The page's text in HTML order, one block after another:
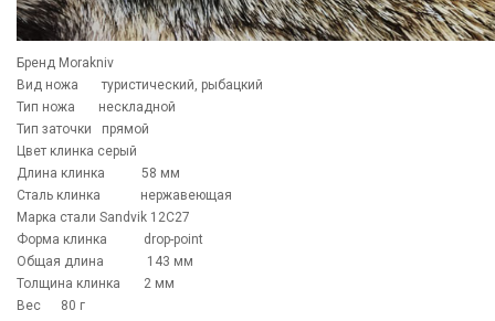
Бренд Morakniv
Вид ножа туристический, рыбацкий
Тип ножа нескладной
Тип заточки прямой
Цвет клинка серый
Длина клинка 58 мм
Сталь клинка нержавеющая
Марка стали Sandvik 12C27
Форма клинка drop-point
Общая длина 143 мм
Толщина клинка 2 мм
Вес 80 г